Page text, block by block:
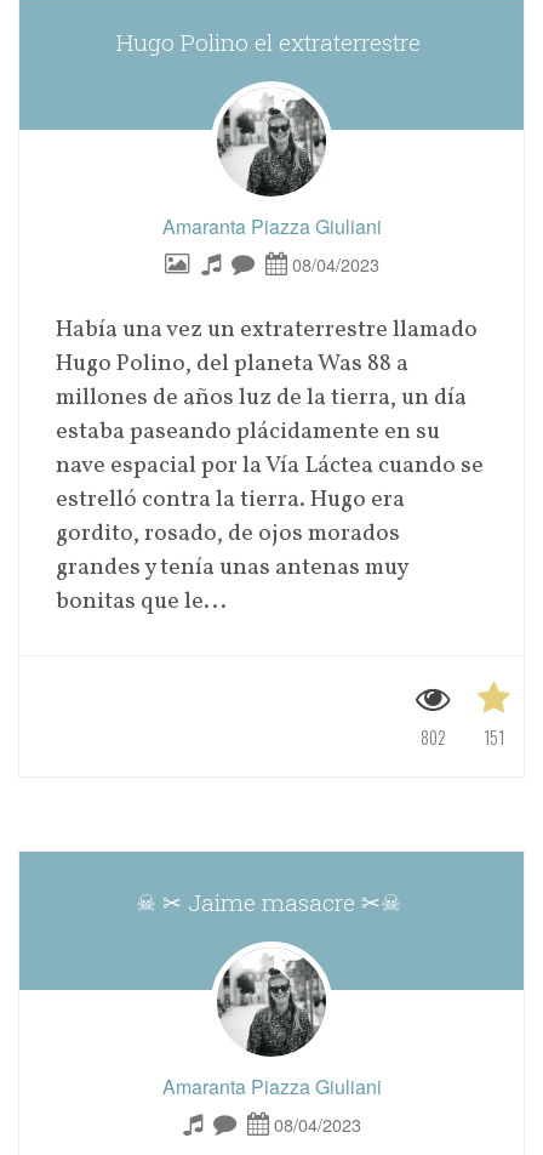
Hugo Polino el extraterrestre
Amaranta Piazza Giuliani
08/04/2023
Había una vez un extraterrestre llamado
Hugo Polino, del planeta Was 88 a
millones de años luz de la tierra, un día
estaba paseando plácidamente en su
nave espacial por la Vía Láctea cuando se
estrelló contra la tierra. Hugo era
gordito, rosado, de ojos morados
grandes y tenía unas antenas muy
bonitas que le...
151
802
☠ ✂ Jaime masacre ✂☠
Amaranta Piazza Giuliani
08/04/2023